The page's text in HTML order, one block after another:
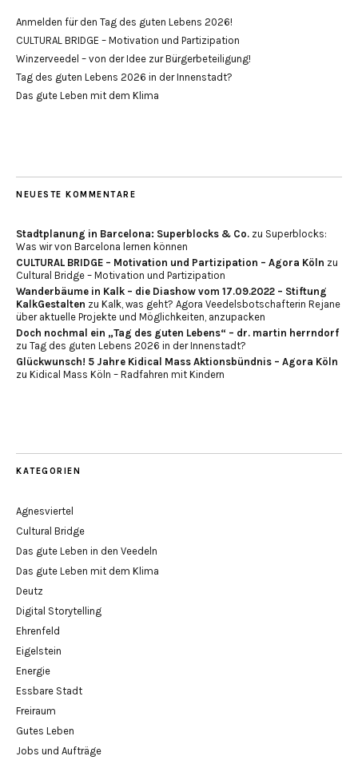
Anmelden für den Tag des guten Lebens 2026!
CULTURAL BRIDGE – Motivation und Partizipation
Winzerveedel – von der Idee zur Bürgerbeteiligung!
Tag des guten Lebens 2026 in der Innenstadt?
Das gute Leben mit dem Klima
NEUESTE KOMMENTARE
Stadtplanung in Barcelona: Superblocks & Co. zu Superblocks:
Was wir von Barcelona lernen können
CULTURAL BRIDGE – Motivation und Partizipation – Agora Köln zu
Cultural Bridge – Motivation und Partizipation
Wanderbäume in Kalk – die Diashow vom 17.09.2022 – Stiftung
KalkGestalten zu Kalk, was geht? Agora Veedelsbotschafterin Rejane
über aktuelle Projekte und Möglichkeiten, anzupacken
Doch nochmal ein „Tag des guten Lebens“ – dr. martin herrndorf
zu Tag des guten Lebens 2026 in der Innenstadt?
Glückwunsch! 5 Jahre Kidical Mass Aktionsbündnis – Agora Köln
zu Kidical Mass Köln – Radfahren mit Kindern
KATEGORIEN
Agnesviertel
Cultural Bridge
Das gute Leben in den Veedeln
Das gute Leben mit dem Klima
Deutz
Digital Storytelling
Ehrenfeld
Eigelstein
Energie
Essbare Stadt
Freiraum
Gutes Leben
Jobs und Aufträge